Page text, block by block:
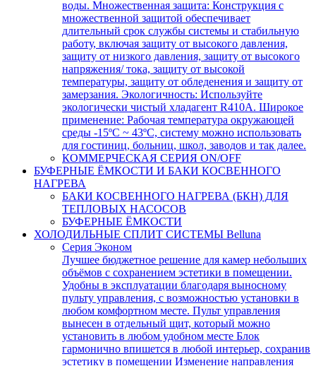
воды. Множественная защита: Конструкция с
множественной защитой обеспечивает
длительный срок службы системы и стабильную
работу, включая защиту от высокого давления,
защиту от низкого давления, защиту от высокого
напряжения/ тока, защиту от высокой
температуры, защиту от обледенения и защиту от
замерзания. Экологичность: Используйте
экологически чистый хладагент R410A. Широкое
применение: Рабочая температура окружающей
среды -15ºC ~ 43ºC, систему можно использовать
для гостиниц, больниц, школ, заводов и так далее.
КОММЕРЧЕСКАЯ СЕРИЯ ON/OFF
БУФЕРНЫЕ ЁМКОСТИ И БАКИ КОСВЕННОГО
НАГРЕВА
БАКИ КОСВЕННОГО НАГРЕВА (БКН) ДЛЯ
ТЕПЛОВЫХ НАСОСОВ
БУФЕРНЫЕ ЁМКОСТИ
ХОЛОДИЛЬНЫЕ СПЛИТ СИСТЕМЫ Belluna
Серия Эконом
Лучшее бюджетное решение для камер небольших
объёмов с сохранением эстетики в помещении.
Удобны в эксплуатации благодаря выносному
пульту управления, с возможностью установки в
любом комфортном месте. Пульт управления
вынесен в отдельный щит, который можно
установить в любом удобном месте Блок
гармонично впишется в любой интерьер, сохранив
эстетику в помещении Изменение направления